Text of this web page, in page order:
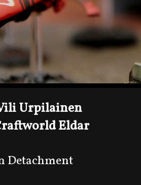
Urpilainen
Eldar
Detachment